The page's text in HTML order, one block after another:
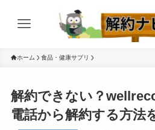
ホーム 食品・健康サプリ
解約できない？
電話から解約する方法